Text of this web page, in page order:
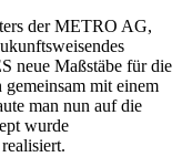
derMETRO AG,
neue Maßstäbe für die
mit einem
man nun auf die
wurde